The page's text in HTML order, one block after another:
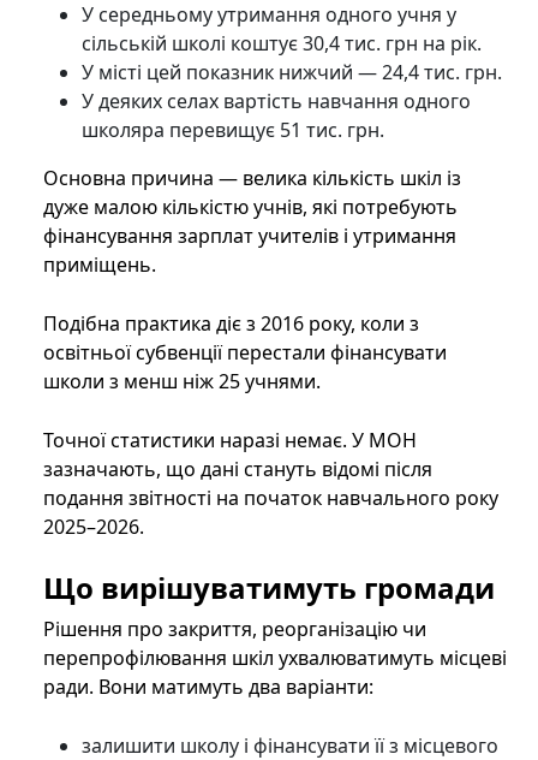
У середньому утримання одного учня у
сільській школі коштує 30,4 тис. грн на рік.
У місті цей показник нижчий — 24,4 тис. грн.
У деяких селах вартість навчання одного
школяра перевищує 51 тис. грн.
Основна причина — велика кількість шкіл із
дуже малою кількістю учнів, які потребують
фінансування зарплат учителів і утримання
приміщень.
Подібна практика діє з 2016 року, коли з
освітньої субвенції перестали фінансувати
школи з менш ніж 25 учнями.
Точної статистики наразі немає. У МОН
зазначають, що дані стануть відомі після
подання звітності на початок навчального року
2025–2026.
Що вирішуватимуть громади
Рішення про закриття, реорганізацію чи
перепрофілювання шкіл ухвалюватимуть місцеві
ради. Вони матимуть два варіанти:
залишити школу і фінансувати її з місцевого